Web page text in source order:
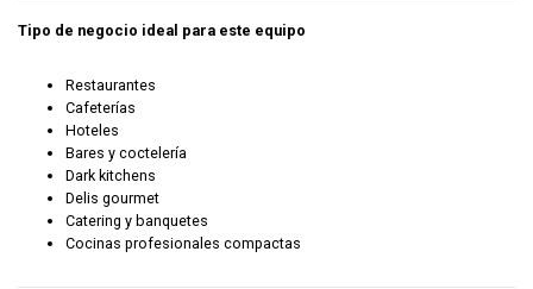
Tipo de negocio ideal para este equipo
Restaurantes
Cafeterías
Hoteles
Bares y coctelería
Dark kitchens
Delis gourmet
Catering y banquetes
Cocinas profesionales compactas